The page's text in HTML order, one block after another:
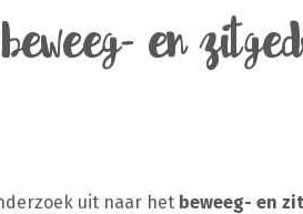
en
uit naar het beweeg- en